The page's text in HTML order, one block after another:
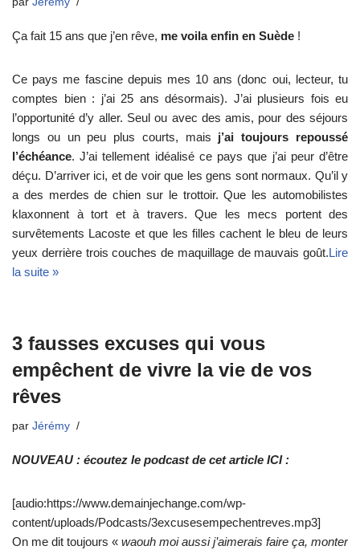
Ça fait 15 ans que j’en rêve, me voila enfin en Suède !
Ce pays me fascine depuis mes 10 ans (donc oui, lecteur, tu
comptes bien : j’ai 25 ans désormais). J’ai plusieurs fois eu
l’opportunité d’y aller. Seul ou avec des amis, pour des séjours
longs ou un peu plus courts, mais j’ai toujours repoussé
l’échéance. J’ai tellement idéalisé ce pays que j’ai peur d’être
déçu. D’arriver ici, et de voir que les gens sont normaux. Qu’il y
a des merdes de chien sur le trottoir. Que les automobilistes
klaxonnent à tort et à travers. Que les mecs portent des
survêtements Lacoste et que les filles cachent le bleu de leurs
yeux derrière trois couches de maquillage de mauvais goût.Lire
la suite »
3 fausses excuses qui vous
empêchent de vivre la vie de vos
rêves
par Jérémy
NOUVEAU : écoutez le podcast de cet article ICI :
[audio:https://www.demainjechange.com/wp-
content/uploads/Podcasts/3excusesempechentreves.mp3]
On me dit toujours « waouh moi aussi j’aimerais faire ça, monter